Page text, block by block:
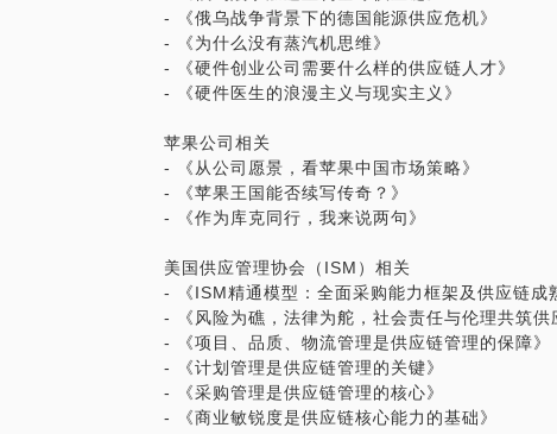
- 《俄乌战争背景下的德国能源供应危机》
- 《为什么没有蒸汽机思维》
- 《硬件创业公司需要什么样的供应链人才》
- 《硬件医生的浪漫主义与现实主义》
苹果公司相关
- 《从公司愿景，看苹果中国市场策略》
- 《苹果王国能否续写传奇？》
- 《作为库克同行，我来说两句》
美国供应管理协会（ISM）相关
- 《ISM精通模型：全面采购能力框架及供应链成
- 《风险为礁，法律为舵，社会责任与伦理共筑供
- 《项目、品质、物流管理是供应链管理的保障》
- 《计划管理是供应链管理的关键》
- 《采购管理是供应链管理的核心》
- 《商业敏锐度是供应链核心能力的基础》